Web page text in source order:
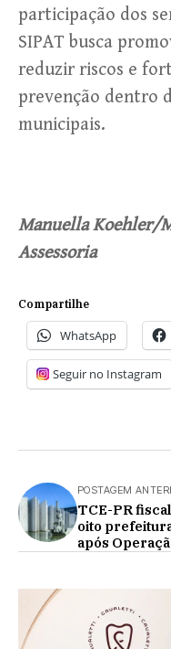
participação dos
SIPAT busca
reduzir riscos e
prevenção dentro
municipais.
Manuella Koehler/
Assessoria
Compartilhe
WhatsApp
Seguir no Instagram
POSTAGEM
TCE-PR
oito
após